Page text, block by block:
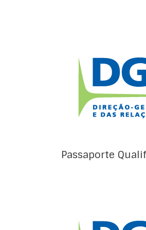
de 4 de fevereiro) é
orientação e de
qualificações
por um indivíduo ao
da capitalização de
aprendizagem já
competências
Passaporte
(Portaria nº 782/